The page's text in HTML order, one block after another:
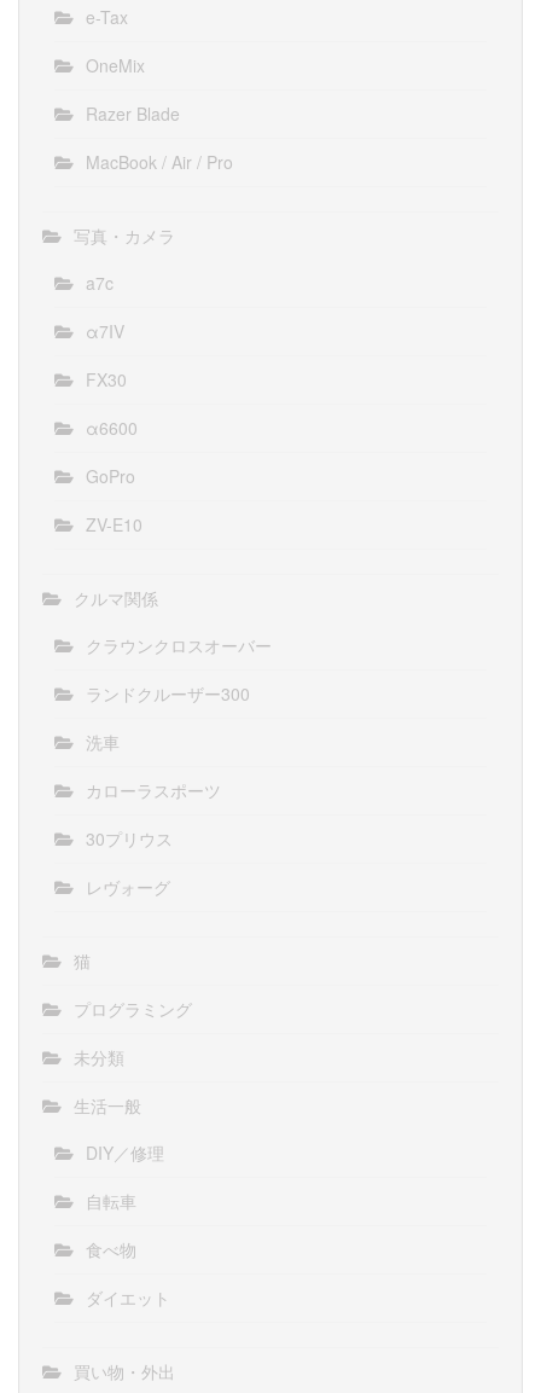
e-Tax
OneMix
Razer Blade
MacBook / Air / Pro
写真・カメラ
a7c
α7IV
FX30
α6600
GoPro
ZV-E10
クルマ関係
クラウンクロスオーバー
ランドクルーザー300
洗車
カローラスポーツ
30プリウス
レヴォーグ
猫
プログラミング
未分類
生活一般
DIY／修理
自転車
食べ物
ダイエット
買い物・外出